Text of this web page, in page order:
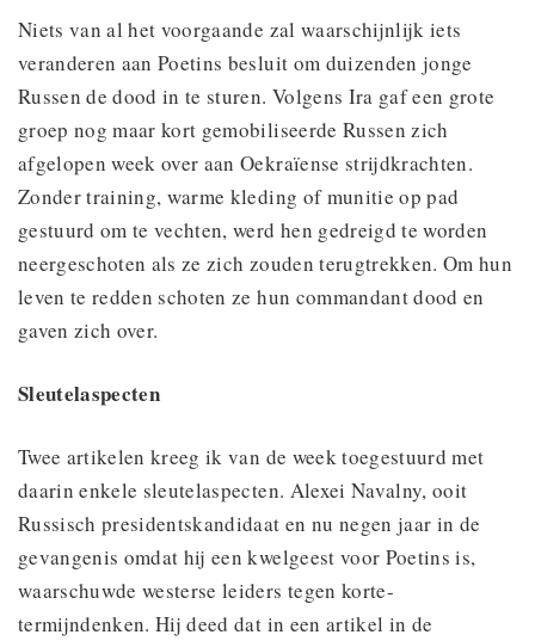
Niets van al het voorgaande zal waarschijnlijk iets
veranderen aan Poetins besluit om duizenden jonge
Russen de dood in te sturen. Volgens Ira gaf een grote
groep nog maar kort gemobiliseerde Russen zich
afgelopen week over aan Oekraïense strijdkrachten.
Zonder training, warme kleding of munitie op pad
gestuurd om te vechten, werd hen gedreigd te worden
neergeschoten als ze zich zouden terugtrekken. Om hun
leven te redden schoten ze hun commandant dood en
gaven zich over.
Sleutelaspecten
Twee artikelen kreeg ik van de week toegestuurd met
daarin enkele sleutelaspecten. Alexei Navalny, ooit
Russisch presidentskandidaat en nu negen jaar in de
gevangenis omdat hij een kwelgeest voor Poetins is,
waarschuwde westerse leiders tegen korte-
termijndenken. Hij deed dat in een artikel in de